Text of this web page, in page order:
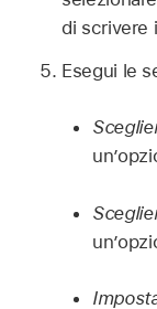
di scrivere
Esegui le